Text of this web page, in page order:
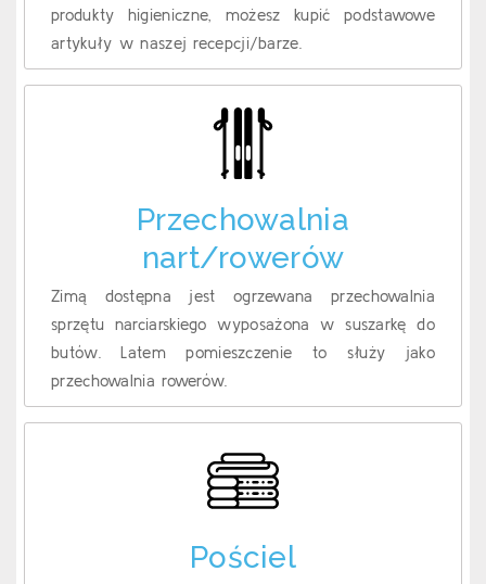
produkty higieniczne, możesz kupić podstawowe
artykuły w naszej recepcji/barze.
Przechowalnia
nart/rowerów
Zimą dostępna jest ogrzewana przechowalnia
sprzętu narciarskiego wyposażona w suszarkę do
butów. Latem pomieszczenie to służy jako
przechowalnia rowerów.
Pościel